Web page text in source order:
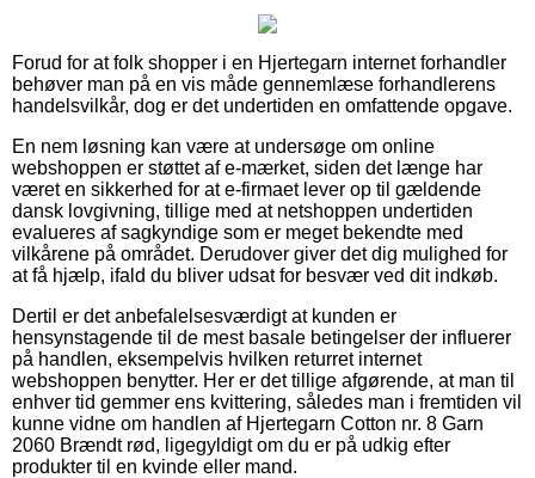
Forud for at folk shopper i en Hjertegarn internet forhandler
behøver man på en vis måde gennemlæse forhandlerens
handelsvilkår, dog er det undertiden en omfattende opgave.
En nem løsning kan være at undersøge om online
webshoppen er støttet af e-mærket, siden det længe har
været en sikkerhed for at e-firmaet lever op til gældende
dansk lovgivning, tillige med at netshoppen undertiden
evalueres af sagkyndige som er meget bekendte med
vilkårene på området. Derudover giver det dig mulighed for
at få hjælp, ifald du bliver udsat for besvær ved dit indkøb.
Dertil er det anbefalelsesværdigt at kunden er
hensynstagende til de mest basale betingelser der influerer
på handlen, eksempelvis hvilken returret internet
webshoppen benytter. Her er det tillige afgørende, at man til
enhver tid gemmer ens kvittering, således man i fremtiden vil
kunne vidne om handlen af Hjertegarn Cotton nr. 8 Garn
2060 Brændt rød, ligegyldigt om du er på udkig efter
produkter til en kvinde eller mand.